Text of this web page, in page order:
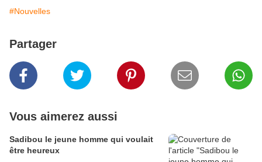
#Nouvelles
Partager
Vous aimerez aussi
Sadibou le jeune homme qui voulait
être heureux